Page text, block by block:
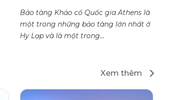
Bảo tàng Khảo cổ Quốc gia Athens là
một trong những bảo tàng lớn nhất ở
Hy Lạp và là một trong...
Xem thêm